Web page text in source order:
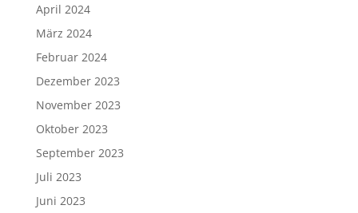
April 2024
März 2024
Februar 2024
Dezember 2023
November 2023
Oktober 2023
September 2023
Juli 2023
Juni 2023